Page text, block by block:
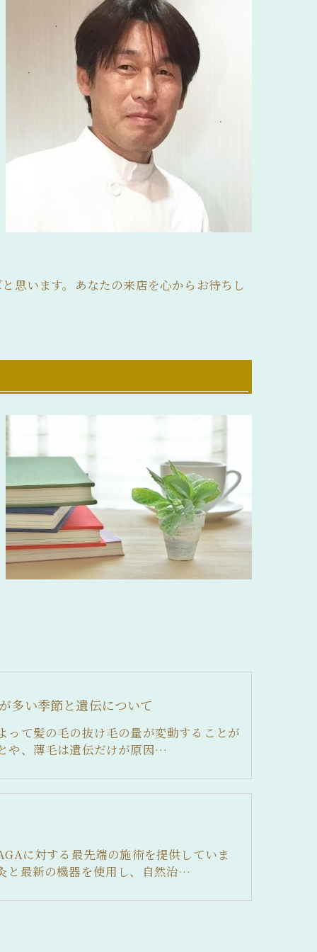
思います。あなたの来店を心からお待ちし
多い季節と遺伝について
って髪の毛の抜け毛の量が変動することが
や、薄毛は遺伝だけが原因…
に対する最先端の施術を提供していま
と最新の機器を使用し、自然治…